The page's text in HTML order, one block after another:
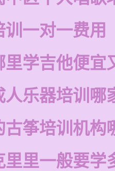
训一对一费用
里学吉他便宜
人乐器培训哪
古筝培训机构
里里一般要学